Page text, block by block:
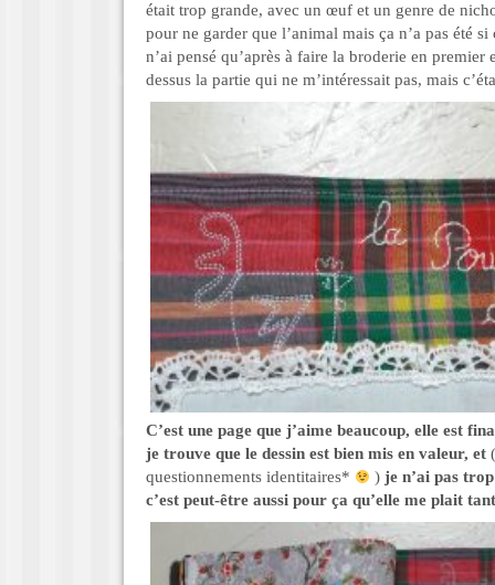
était trop grande, avec un œuf et un genre de
pour ne garder que l’animal mais ça n’a pas été
n’ai pensé qu’après à faire la broderie en premier
dessus la partie qui ne m’intéressait pas, mais
C’est une page que j’aime beaucoup, elle est
je trouve que le dessin est bien mis en valeur, et
questionnements identitaires*
)je n’ai pas
c’est peut-être aussi pour ça qu’elle me plait